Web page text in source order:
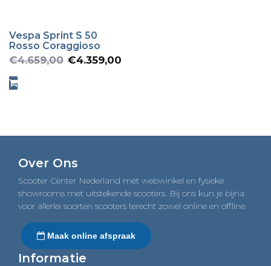
Vespa Sprint S 50
Rosso Coraggioso
€4.659,00 Oorspronkelijke
€4.359,00
Over Ons
Scooter Center Nederland met webwinkel en fysieke
showrooms met uitstekende scooters. Bij ons kun je bijna
voor allerlei soorten scooters terecht zowel online en offline.
Maak online afspraak
Informatie